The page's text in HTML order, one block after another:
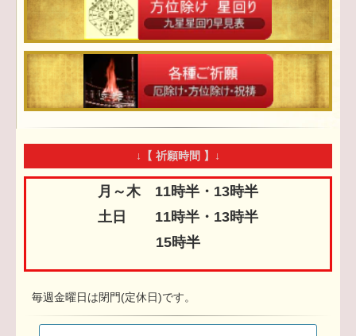
↓【 祈願時間 】↓
月～木 11時半・13時半
土日 11時半・13時半
15時半
毎週金曜日は閉門(定休日)です。